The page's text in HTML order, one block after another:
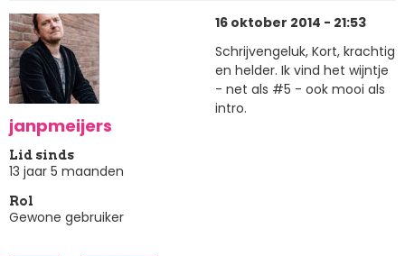
janpmeijers
Lid sinds
13 jaar 5 maanden
Rol
Gewone gebruiker
16 oktober 2014 - 21:53
Schrijvengeluk, Kort, krachtig
en helder. Ik vind het wijntje
- net als #5 - ook mooi als
intro.